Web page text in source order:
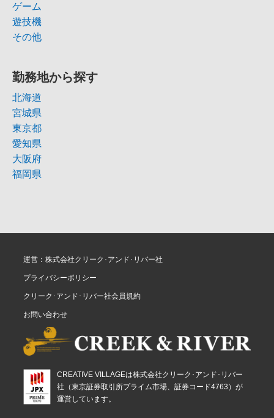
ゲーム
遊技機
その他
勤務地から探す
北海道
宮城県
東京都
愛知県
大阪府
福岡県
運営：株式会社クリーク･アンド･リバー社
プライバシーポリシー
クリーク･アンド･リバー社会員規約
お問い合わせ
CREATIVE VILLAGEは株式会社クリーク･アンド･リバー
社（東京証券取引所プライム市場、証券コード4763）が
運営しています。